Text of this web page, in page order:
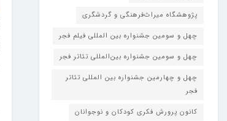
پژوهشگاه میراث‌فرهنگی و گردشگری
چهل و سومین جشنواره بین المللی فیلم فجر
چهل و سومین جشنواره بین‌المللی تئاتر فجر
چهل و چهارمین جشنواره بین المللی تئاتر
فجر
کانون پرورش فکری کودکان و نوجوانان